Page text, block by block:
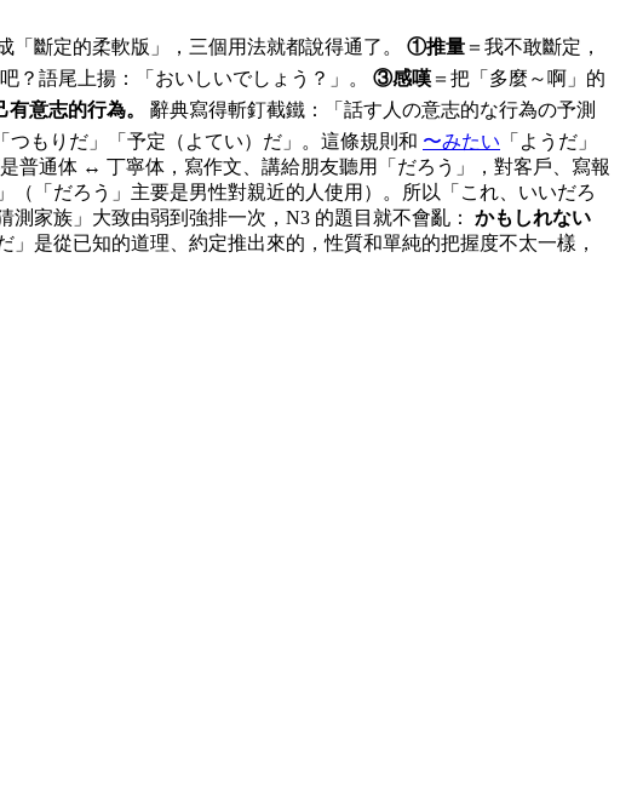
「斷定的柔軟版」，三個用法就都說得通了。 ①推量 ＝我不敢斷定，
？語尾上揚：「おいしいでしょう？」。 ③感嘆 ＝把「多麼～啊」的
意志的行為。
辭典寫得斬釘截鐵：「話す人の意志的な行為の予測
もりだ」「予定（よてい）だ」。這條規則和 〜みたい 「ようだ」
普通体 ↔ 丁寧体，寫作文、講給朋友聽用「だろう」，對客戶、寫報
」（「だろう」主要是男性對親近的人使用）。所以「これ、いいだろ
「猜測家族」大致由弱到強排一次，N3 的題目就不會亂： かもしれない
從已知的道理、約定推出來的，性質和單純的把握度不太一樣，